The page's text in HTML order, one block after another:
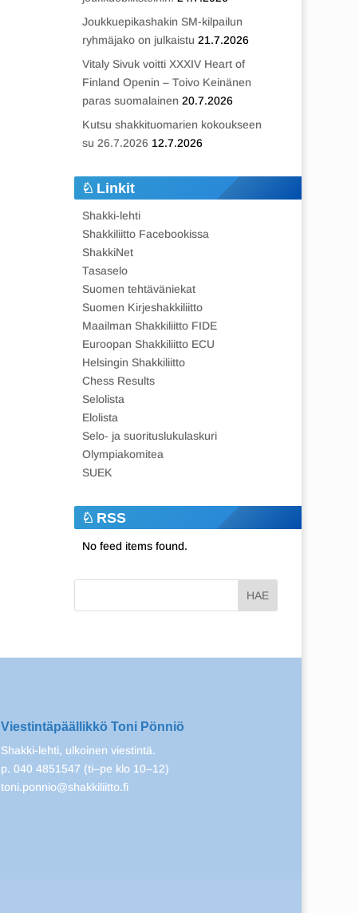
Joukkuepikashakin SM-kilpailun
ryhmäjako on julkaistu 21.7.2026
Vitaly Sivuk voitti XXXIV Heart of
Finland Openin – Toivo Keinänen
paras suomalainen 20.7.2026
Kutsu shakkituomarien kokoukseen
su 26.7.2026 12.7.2026
Linkit
Shakki-lehti
Shakkiliitto Facebookissa
ShakkiNet
Tasaselo
Suomen tehtäväniekat
Suomen Kirjeshakkiliitto
Maailman Shakkiliitto FIDE
Euroopan Shakkiliitto ECU
Helsingin Shakkiliitto
Chess Results
Selolista
Elolista
Selo- ja suorituslukulaskuri
Olympiakomitea
SUEK
RSS
No feed items found.
Viestintäpäällikkö Toni Pönniö
Shakki-lehti, ulkoinen viestintä.
p. 040 4851547 (ti–pe klo 10–12)
toni.ponnio@shakkiliitto.fi